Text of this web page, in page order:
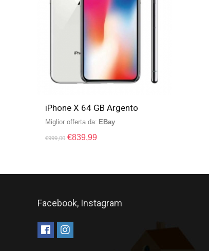
iPhone X 64 GB Argento
Miglior offerta da: eBay
€999,00 €839,99
Facebook, Instagram